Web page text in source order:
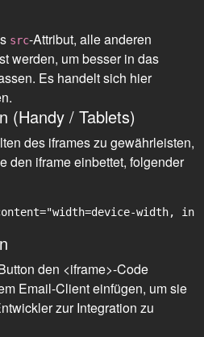
src-Attribut, alle anderen
werden, um besser in das
Es handelt sich hier
(Handy / Tablets)
des iframes zu gewährleisten,
den iframe einbettet, folgender
content="width=device-width,
den <iframe>-Code
Email-Client einfügen, um sie
zur Integration zu